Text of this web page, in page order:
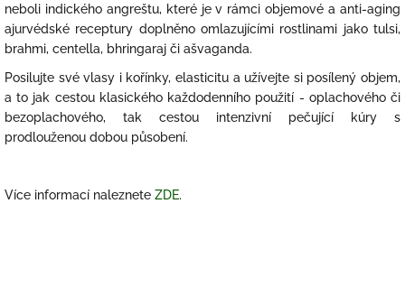
neboli indického angreštu, které je v rámci objemové a anti-aging
ajurvédské receptury doplněno omlazujícími rostlinami jako tulsi,
brahmi, centella, bhringaraj či ašvaganda.
Posilujte své vlasy i kořínky, elasticitu a užívejte si posílený objem,
a to jak cestou klasického každodenního použití - oplachového či
bezoplachového, tak cestou intenzivní pečující kúry s
prodlouženou dobou působení.
Více informací naleznete ZDE.